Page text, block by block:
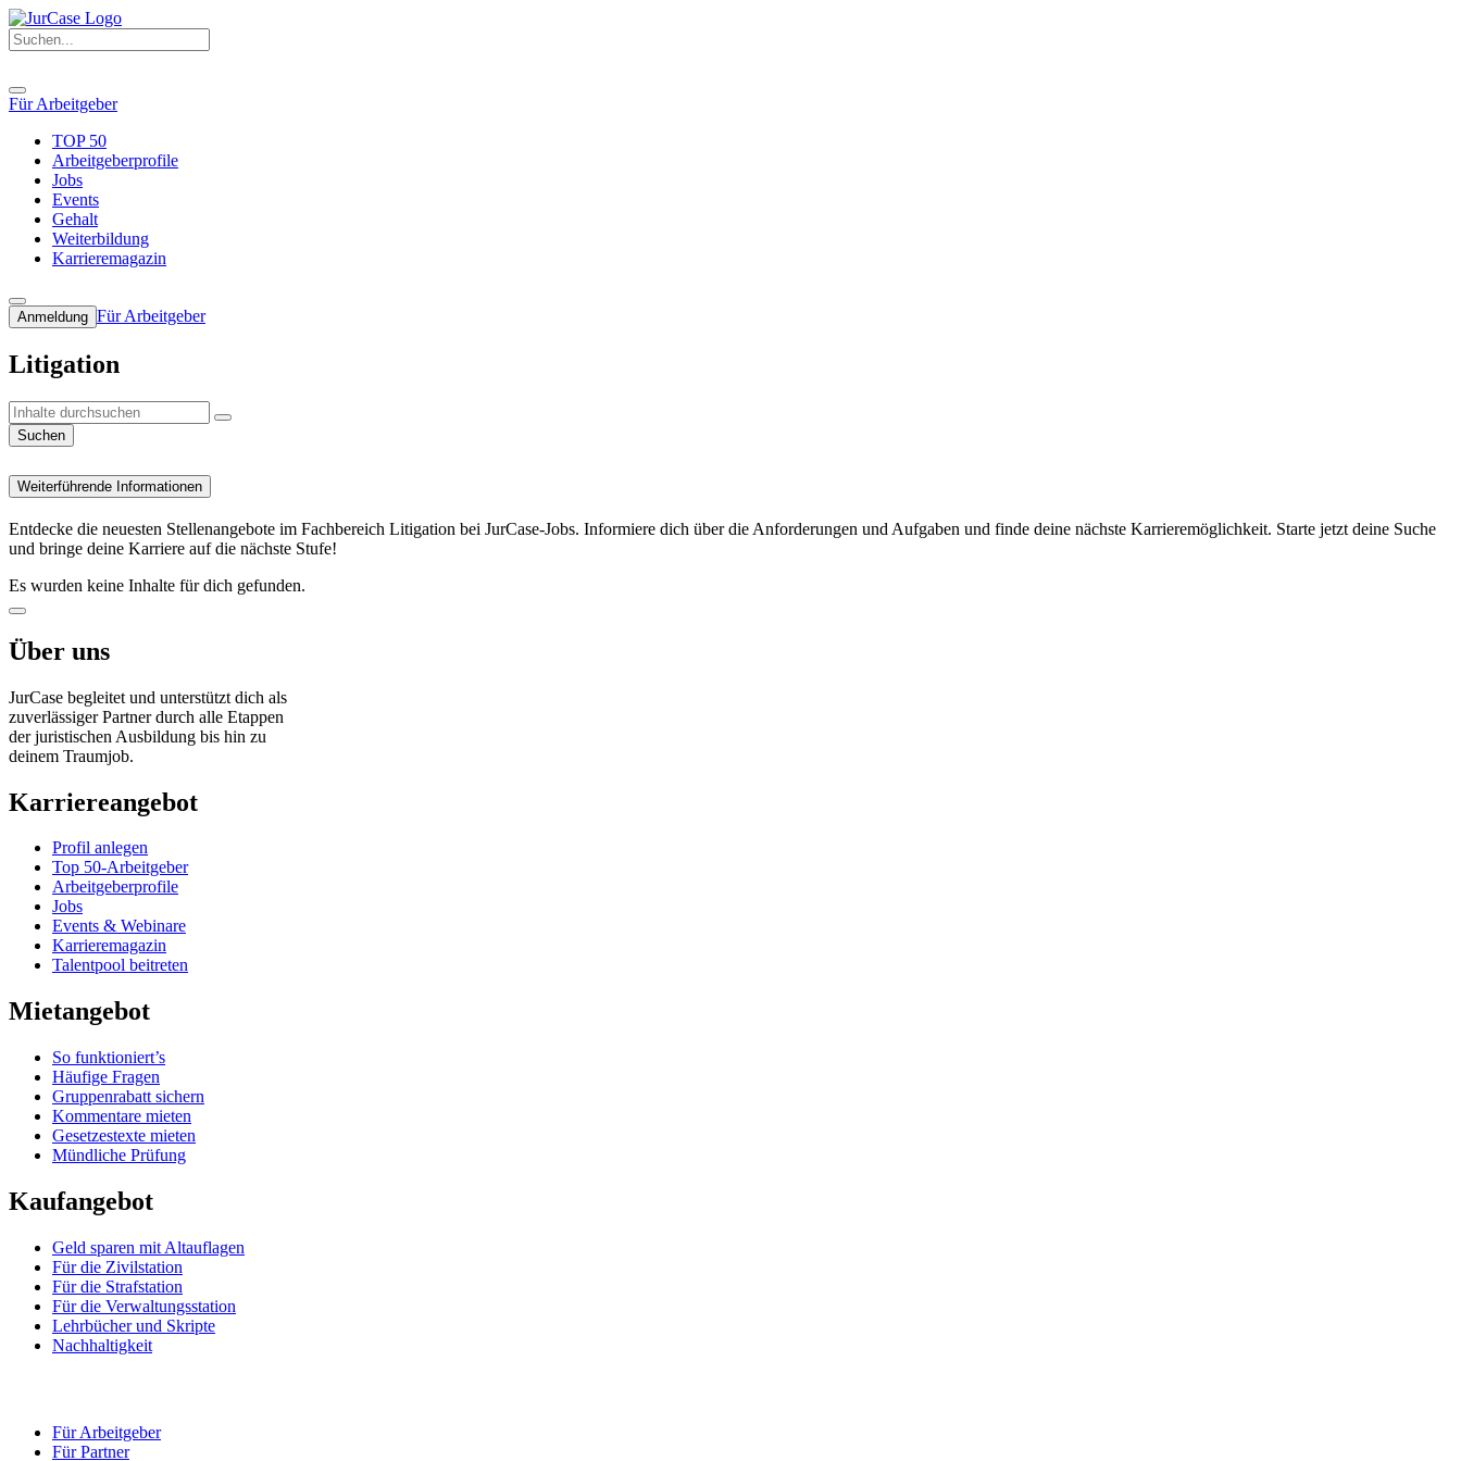
Für Arbeitgeber
TOP 50
Arbeitgeberprofile
Jobs
Events
Gehalt
Weiterbildung
Karrieremagazin
Anmeldung Für Arbeitgeber
Litigation
Suchen
Weiterführende Informationen
Entdecke die neuesten Stellenangebote im Fachbereich Litigation bei JurCase-Jobs. Informiere dich über die Anforderungen und Aufgaben und finde deine nächste Karrieremöglichkeit. Starte jetzt deine Suche
und bringe deine Karriere auf die nächste Stufe!
Es wurden keine Inhalte für dich gefunden.
Über uns
JurCase begleitet und unterstützt dich als
zuverlässiger Partner durch alle Etappen
der juristischen Ausbildung bis hin zu
deinem Traumjob.
Karriereangebot
Profil anlegen
Top 50-Arbeitgeber
Arbeitgeberprofile
Jobs
Events & Webinare
Karrieremagazin
Talentpool beitreten
Mietangebot
So funktioniert’s
Häufige Fragen
Gruppenrabatt sichern
Kommentare mieten
Gesetzestexte mieten
Mündliche Prüfung
Kaufangebot
Geld sparen mit Altauflagen
Für die Zivilstation
Für die Strafstation
Für die Verwaltungsstation
Lehrbücher und Skripte
Nachhaltigkeit
Für Arbeitgeber
Für Partner